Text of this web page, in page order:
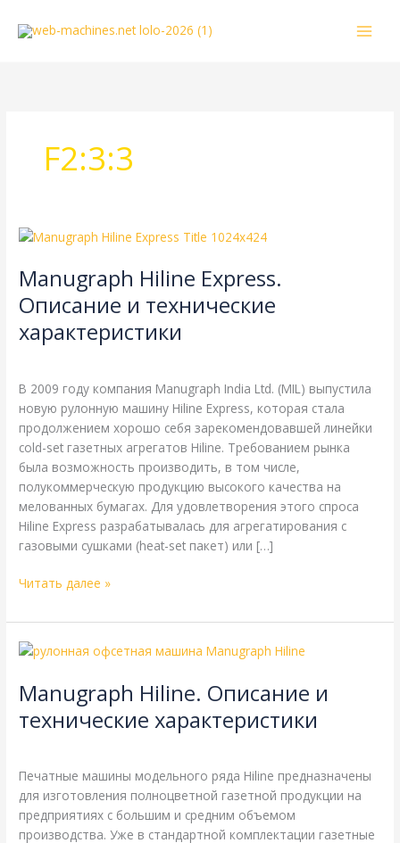
F2:3:3
Manugraph Hiline Express.
Описание и технические
характеристики
В 2009 году компания Manugraph India Ltd. (MIL) выпустила
новую рулонную машину Hiline Express, которая стала
продолжением хорошо себя зарекомендовавшей линейки
cold-set газетных агрегатов Hiline. Требованием рынка
была возможность производить, в том числе,
полукоммерческую продукцию высокого качества на
мелованных бумагах. Для удовлетворения этого спроса
Hiline Express разрабатывалась для агрегатирования с
газовыми сушками (heat-set пакет) или […]
Manugraph
Express.
и
технические
Читать далее »
Manugraph Hiline. Описание и
технические характеристики
Печатные машины модельного ряда Hiline предназначены
для изготовления полноцветной газетной продукции на
предприятиях с большим и средним объемом
производства. Уже в стандартной комплектации газетные
Manugraph
Описание
технические